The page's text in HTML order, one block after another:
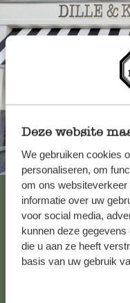
Deze website
We gebruiken cookies
personaliseren, om
om ons
informatie over uw
voor social media,
kunnen deze
die u aan ze heeft
basis van uw gebruik
Altijd in
Bekijk alle 62